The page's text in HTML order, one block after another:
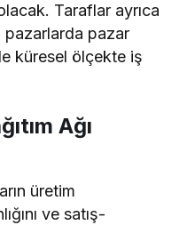
Taraflar ayrıca
pazarlarda pazar
küresel ölçekte iş
Ağı
üretim
ve satış-